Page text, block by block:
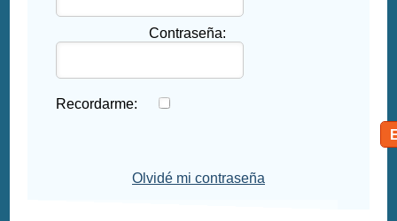
Contraseña:
Recordarme:
Olvidé mi contraseña